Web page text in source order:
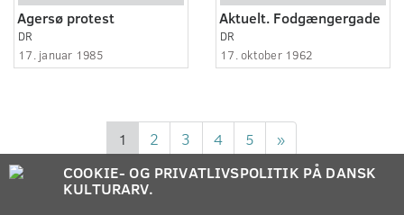
Agersø protest
DR
17. januar 1985
Aktuelt. Fodgængergade
DR
17. oktober 1962
1 2 3 4 5 »
COOKIE- OG PRIVATLIVSPOLITIK PÅ DANSK
KULTURARV.